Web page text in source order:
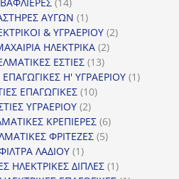
προϊόντα
ΑΥΓΩΝ 11
προϊόν
& ΥΓΡΑΕΡΙΟΥ 22
ΗΛΕΚΤΡΙΚΑ 22
ΕΣΤΙΕΣ 1313
προϊόντα
ΕΠΑΓΩΓΙΚΕΣ Η' ΥΓΡΑΕΡΙΟΥ 11
ΕΠΑΓΩΓΙΚΕΣ 1010
ΥΓΡΑΕΡΙΟΥ 22
προϊόντα
ΚΡΕΠΙΕΡΕΣ 66
προϊόντα
ΦΡΙΤΕΖΕΣ 55
ΛΑΔΙΟΥ 11
προϊόν
ΗΛΕΚΤΡΙΚΕΣ ΔΙΠΛΕΣ 11